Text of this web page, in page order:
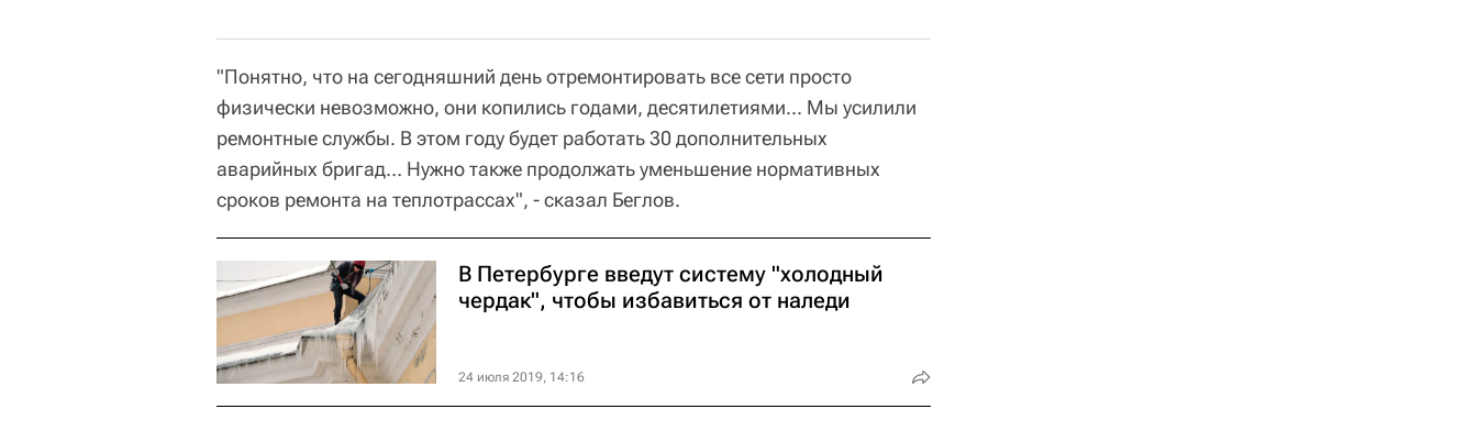
"Понятно, что на сегодняшний день отремонтировать все сети просто
физически невозможно, они копились годами, десятилетиями... Мы усилили
ремонтные службы. В этом году будет работать 30 дополнительных
аварийных бригад… Нужно также продолжать уменьшение нормативных
сроков ремонта на теплотрассах", - сказал Беглов.
В Петербурге введут систему "холодный
чердак", чтобы избавиться от наледи
24 июля 2019, 14:16